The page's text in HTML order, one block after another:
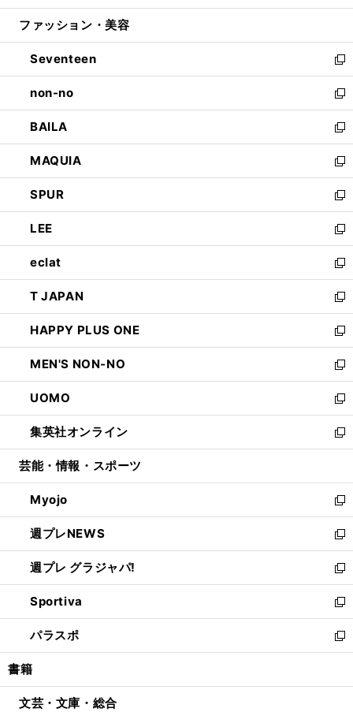
開
ウ
開
く
ン
ウ
で
開
く
ウ
ン
ド
ウ
で
開
く
ファッション・美容
Seventeen
新
し
い
ウ
ィ
ン
ド
ウ
で
開
く
non-no
新
し
い
ウ
ィ
ン
ド
ウ
で
開
く
BAILA
新
し
い
ウ
ィ
ン
ド
ウ
で
開
く
MAQUIA
新
し
い
ウ
ィ
ン
ド
ウ
で
開
く
SPUR
新
し
い
ウ
ィ
ン
ド
ウ
で
開
く
LEE
新
し
い
ウ
ィ
ン
ド
ウ
で
開
く
eclat
新
し
い
ウ
ィ
ン
ド
ウ
で
開
く
T JAPAN
新
し
い
ウ
ィ
ン
ド
ウ
で
開
HAPPY PLUS ONE
新
し
い
ウ
ィ
ン
ド
ウ
開
く
MEN'S NON-NO
新
し
い
ウ
ィ
ン
ウ
で
開
く
UOMO
新
し
い
ウ
ン
ド
ウ
で
開
く
集英社オンライン
新
し
ウ
ィ
ン
ド
ウ
で
開
く
芸能・情報・スポーツ
Myojo
新
し
い
ウ
ィ
ン
ド
ウ
で
開
週プレNEWS
新
し
い
ウ
ィ
ン
ド
ウ
開
週プレ グラジャパ!
新
し
い
ウ
ィ
ン
ウ
Sportiva
新
し
い
ウ
ン
パラスポ
新
し
ウ
書籍
文芸・文庫・総合